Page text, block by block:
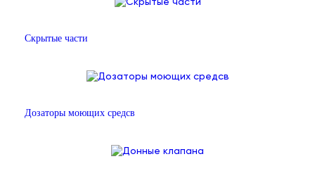
Скрытые части
Дозаторы моющих средсв